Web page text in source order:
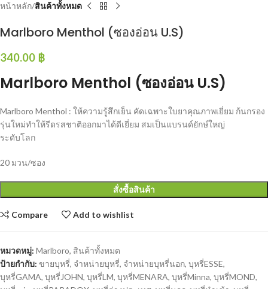
หน้าหลัก สินค้าทั้งหมด
Marlboro Menthol (ซองอ่อน U.S)
340.00 ฿
Marlboro Menthol (ซองอ่อน U.S)
Marlboro Menthol : ให้ความรู้สึกเย็น คัดเฉพาะใบยาคุณภาพเยี่ยม ก้นกรอง
รุ่นใหม่ทำให้รีดรสชาติออกมาได้ดีเยี่ยม สมเป็นแบรนด์ยักษ์ใหญ่
ระดับโลก
20 มวน/ซอง
สั่งซื้อสินค้า
Compare Add to wishlist
หมวดหมู่: Marlboro, สินค้าทั้งหมด
ป้ายกำกับ: ขายบุหรี่, จำหน่ายบุหรี่, จำหน่ายบุหรี่นอก, บุหรี่ESSE,
บุหรี่GAMA, บุหรี่JOHN, บุหรี่LM, บุหรี่MENARA, บุหรี่Minna, บุหรี่MOND,